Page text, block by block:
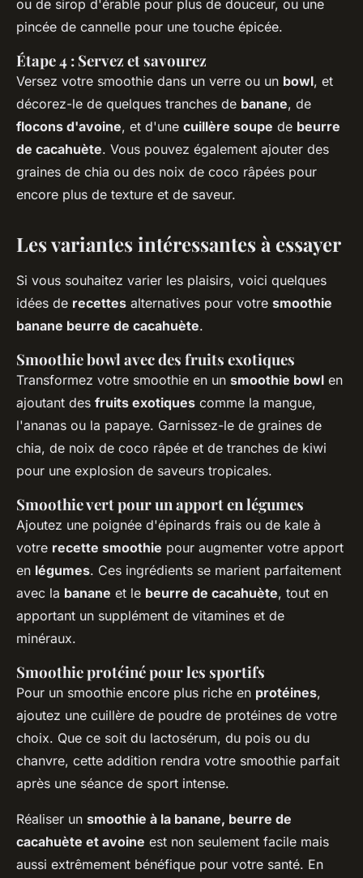
ou de sirop d'érable pour plus de douceur, ou une
pincée de cannelle pour une touche épicée.
Étape 4 : Servez et savourez
Versez votre smoothie dans un verre ou un bowl, et
décorez-le de quelques tranches de banane, de
flocons d'avoine, et d'une cuillère soupe de beurre
de cacahuète. Vous pouvez également ajouter des
graines de chia ou des noix de coco râpées pour
encore plus de texture et de saveur.
Les variantes intéressantes à essayer
Si vous souhaitez varier les plaisirs, voici quelques
idées de recettes alternatives pour votre smoothie
banane beurre de cacahuète.
Smoothie bowl avec des fruits exotiques
Transformez votre smoothie en un smoothie bowl en
ajoutant des fruits exotiques comme la mangue,
l'ananas ou la papaye. Garnissez-le de graines de
chia, de noix de coco râpée et de tranches de kiwi
pour une explosion de saveurs tropicales.
Smoothie vert pour un apport en légumes
Ajoutez une poignée d'épinards frais ou de kale à
votre recette smoothie pour augmenter votre apport
en légumes. Ces ingrédients se marient parfaitement
avec la banane et le beurre de cacahuète, tout en
apportant un supplément de vitamines et de
minéraux.
Smoothie protéiné pour les sportifs
Pour un smoothie encore plus riche en protéines,
ajoutez une cuillère de poudre de protéines de votre
choix. Que ce soit du lactosérum, du pois ou du
chanvre, cette addition rendra votre smoothie parfait
après une séance de sport intense.
Réaliser un smoothie à la banane, beurre de
cacahuète et avoine est non seulement facile mais
aussi extrêmement bénéfique pour votre santé. En